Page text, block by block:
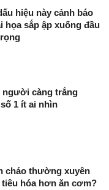
hiệu này cảnh báo
họa sắp ập xuống đầu
người càng trắng
1 ít ai nhìn
cháo thường xuyên
hóa hơn ăn cơm?